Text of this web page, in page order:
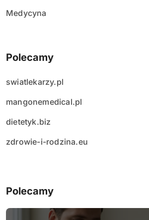
Medycyna
Polecamy
swiatlekarzy.pl
mangonemedical.pl
dietetyk.biz
zdrowie-i-rodzina.eu
Polecamy